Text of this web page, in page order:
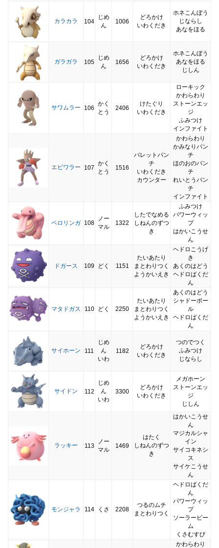
カラカラ 104
じめ
ん
1006
どろかけ
いわくだき
ホネこんぼう
じならし
あなをほる
ガラガラ 105
じめ
ん
1656
どろかけ
いわくだき
ホネこんぼう
あなをほる
じしん
サワムラー 106
かく
とう
2406
けたぐり
いわくだき
ローキック
かわらわり
ストーンエッ
ジ
ふみつけ
インファイト
エビワラー 107
かく
とう
1516
バレットパン
チ
いわくだき
カウンター
かわらわり
かみなりパン
チ
ほのおのパン
チ
れいとうパン
チ
インファイト
ベロリンガ 108
ノー
マル
1322
したでなめる
しねんのずつ
き
ふみつけ
パワーウィッ
プ
はかいこうせ
ん
ドガース 109 どく 1151
たいあたり
まとわりつく
ようかいえき
ヘドロこうげ
き
あくのはどう
ヘドロばくだ
ん
マタドガス 110 どく 2250
たいあたり
まとわりつく
ようかいえき
あくのはどう
シャドーボー
ル
ヘドロばくだ
ん
サイホーン 111
じめ
ん
いわ
1182
どろかけ
いわくだき
つのでつく
ふみつけ
じならし
サイドン 112
じめ
ん
いわ
3300
どろかけ
いわくだき
メガホーン
ストーンエッ
ジ
じしん
ラッキー 113
ノー
マル
1469
はたく
しねんのずつ
き
はかいこうせ
ん
マジカルシャ
イン
サイコキネシ
ス
サイケこうせ
ん
モンジャラ 114 くさ 2208
つるのムチ
まとわりつく
ヘドロばくだ
ん
パワーウィッ
プ
ソーラービー
ム
くさむすび
かわらわり